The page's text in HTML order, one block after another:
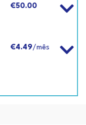
€50.00
€4.49/mês